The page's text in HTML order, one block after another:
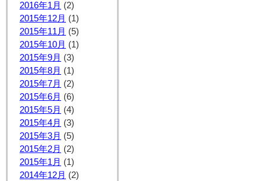
2016年1月 (2)
2015年12月 (1)
2015年11月 (5)
2015年10月 (1)
2015年9月 (3)
2015年8月 (1)
2015年7月 (2)
2015年6月 (6)
2015年5月 (4)
2015年4月 (3)
2015年3月 (5)
2015年2月 (2)
2015年1月 (1)
2014年12月 (2)